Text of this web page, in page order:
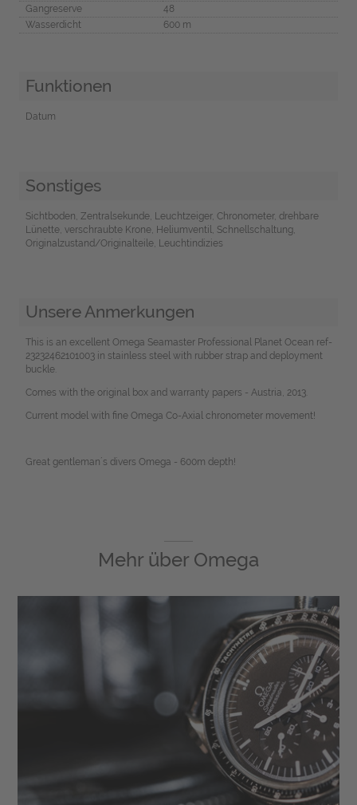
Gangreserve
48
Wasserdicht
600 m
Funktionen
Datum
Sonstiges
Sichtboden, Zentralsekunde, Leuchtzeiger, Chronometer, drehbare
Lünette, verschraubte Krone, Heliumventil, Schnellschaltung,
Originalzustand/Originalteile, Leuchtindizies
Unsere Anmerkungen
This is an excellent Omega Seamaster Professional Planet Ocean ref-
23232462101003 in stainless steel with rubber strap and deployment
buckle.
Comes with the original box and warranty papers - Austria, 2013.
Current model with fine Omega Co-Axial chronometer movement!
Great gentleman´s divers Omega - 600m depth!
Mehr über Omega